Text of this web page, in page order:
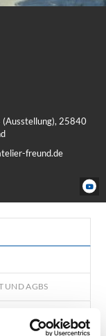
25840
freund.de
UND AGBS